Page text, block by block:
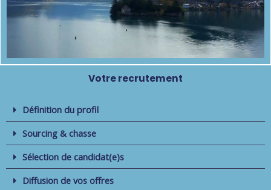
Votre recrutement
Définition du profil
Sourcing & chasse
Sélection de candidat(e)s
Diffusion de vos offres